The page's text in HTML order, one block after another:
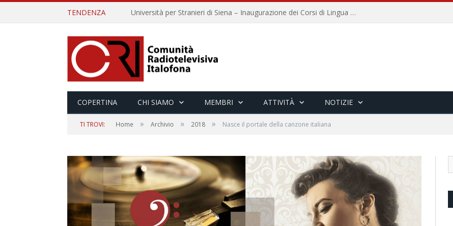
TENDENZA Università per Stranieri di Siena – Inaugurazione dei Corsi di Lingua e Cultura Italiana, 109a annata
COPERTINA CHI SIAMO MEMBRI ATTIVITÀ NOTIZIE
TI TROVI: Home » Archivio » 2018 » Nasce il portale della canzone italiana